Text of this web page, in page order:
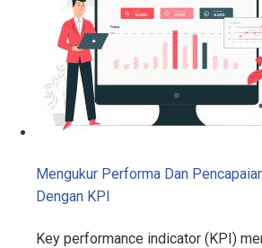
Mengukur Performa Dan
Dengan KPI
Key performance indicator (KPI)